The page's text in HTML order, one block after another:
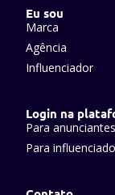
Eu sou
Marca
Agência
Influenciador
Login na
Para anunciantes
Para